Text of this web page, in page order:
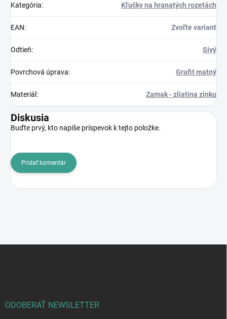
Kategória: Kľučky na hranatých rozetách
EAN: Zvoľte variant
Odtieň: Sivý
Povrchová úprava: Grafit matný
Materiál : Zamak - zliatina zinku
Diskusia
Buďte prvý, kto napíše príspevok k tejto položke.
Pridať komentár
ODOBERAŤ NEWSLETTER